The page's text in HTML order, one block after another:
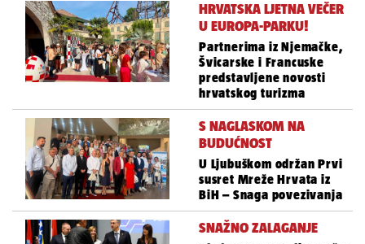
HRVATSKA LJETNA VEČER
U EUROPA-PARKU!
Partnerima iz Njemačke,
Švicarske i Francuske
predstavljene novosti
hrvatskog turizma
S NAGLASKOM NA
BUDUĆNOST
U Ljubuškom održan Prvi
susret Mreže Hrvata iz
BiH – Snaga povezivanja
SNAŽNO ZALAGANJE